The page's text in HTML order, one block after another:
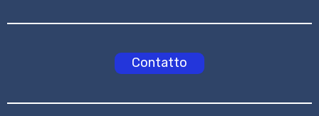
Contatto